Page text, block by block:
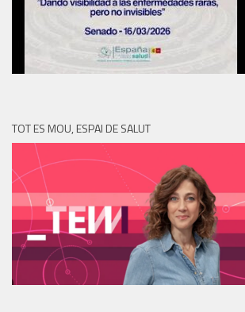
TOT ES MOU, ESPAI DE SALUT